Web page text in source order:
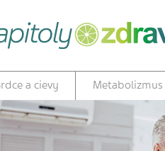
a cievy Metabolizmus